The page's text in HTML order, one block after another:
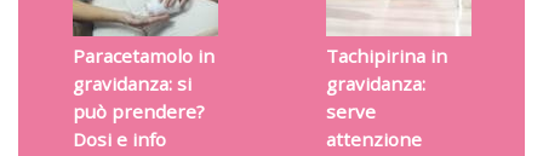
Paracetamolo in
gravidanza: si
può prendere?
Dosi e info
Tachipirina in
gravidanza:
serve
attenzione